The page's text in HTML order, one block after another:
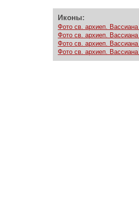
Иконы:
Фото св. архиеп. Вассиана
Фото св. архиеп. Вассиана
Фото св. архиеп. Вассиана
Фото св. архиеп. Вассиана